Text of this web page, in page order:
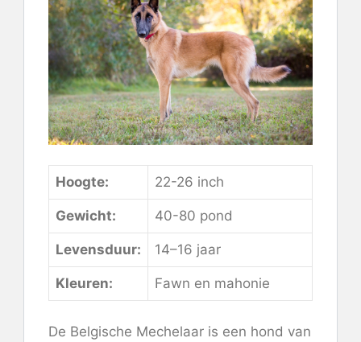
Hoogte: 22-26 inch
Gewicht: 40-80 pond
Levensduur: 14–16 jaar
Kleuren: Fawn en mahonie
De Belgische Mechelaar is een hond van